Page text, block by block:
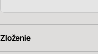
Zloženie